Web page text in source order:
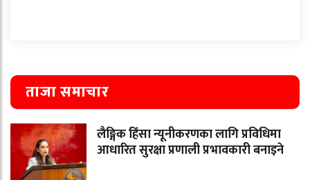
ताजा समाचार
लैङ्गिक हिंसा न्यूनीकरणका लागि प्रविधिमा
आधारित सुरक्षा प्रणाली प्रभावकारी बनाइने